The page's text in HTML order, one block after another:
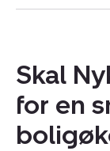
Skal
for en